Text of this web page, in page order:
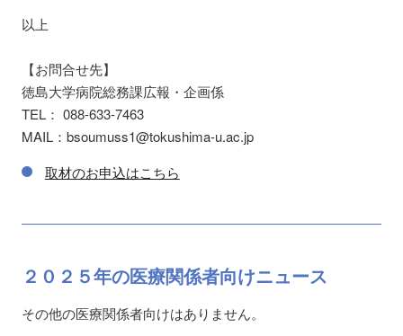
以上
【お問合せ先】
徳島大学病院総務課広報・企画係
TEL： 088-633-7463
MAIL：bsoumuss1@tokushima-u.ac.jp
取材のお申込はこちら
２０２５年の医療関係者向けニュース
その他の医療関係者向けはありません。